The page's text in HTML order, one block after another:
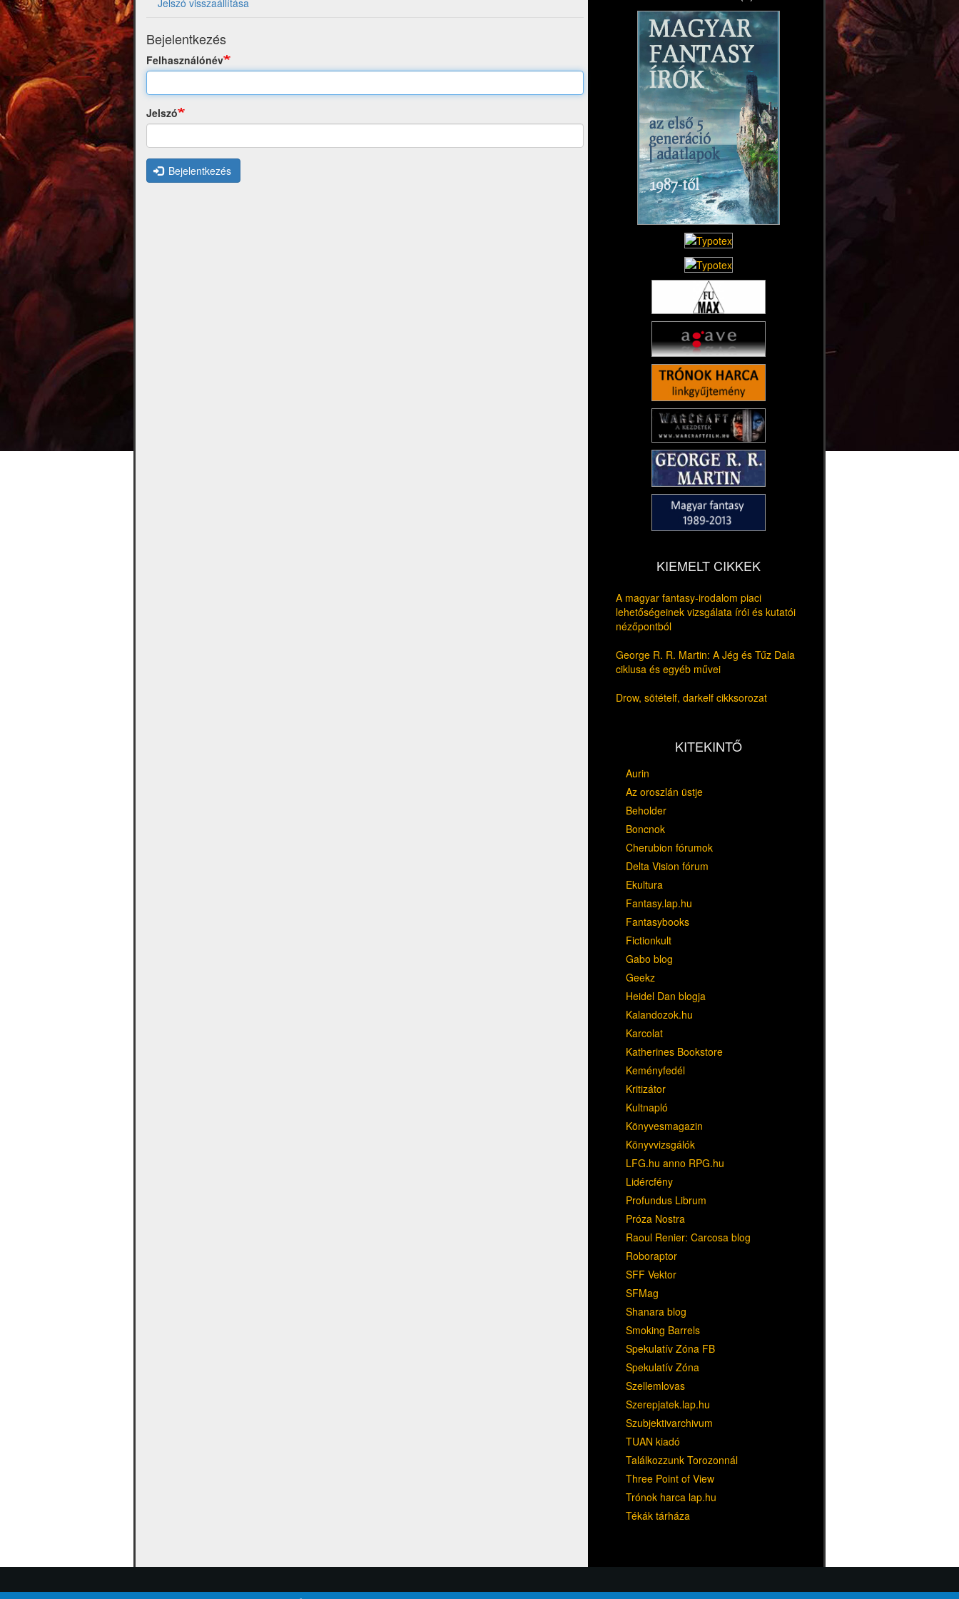
Jelszó visszaállítása
Bejelentkezés
Felhasználónév
Jelszó
Bejelentkezés
KIEMELT CIKKEK
A magyar fantasy-irodalom piaci
lehetőségeinek vizsgálata írói és kutatói
nézőpontból
George R. R. Martin: A Jég és Tűz Dala
ciklusa és egyéb művei
Drow, sötételf, darkelf cikksorozat
KITEKINTŐ
Aurin
Az oroszlán üstje
Beholder
Boncnok
Cherubion fórumok
Delta Vision fórum
Ekultura
Fantasy.lap.hu
Fantasybooks
Fictionkult
Gabo blog
Geekz
Heidel Dan blogja
Kalandozok.hu
Karcolat
Katherines Bookstore
Keményfedél
Kritizátor
Kultnapló
Könyvesmagazin
Könyvvizsgálók
LFG.hu anno RPG.hu
Lidércfény
Profundus Librum
Próza Nostra
Raoul Renier: Carcosa blog
Roboraptor
SFF Vektor
SFMag
Shanara blog
Smoking Barrels
Spekulatív Zóna FB
Spekulatív Zóna
Szellemlovas
Szerepjatek.lap.hu
Szubjektivarchivum
TUAN kiadó
Találkozzunk Torozonnál
Three Point of View
Trónok harca lap.hu
Tékák tárháza